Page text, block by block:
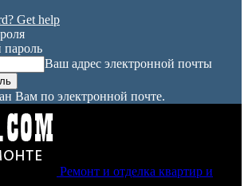
Get help
пароль
Ваш адрес электронной почты
Вам по электронной почте.
Ремонт и отделка квартир и